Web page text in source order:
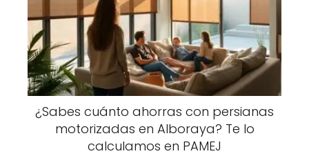
¿Sabes cuánto ahorras con persianas
motorizadas en Alboraya? Te lo
calculamos en PAMEJ